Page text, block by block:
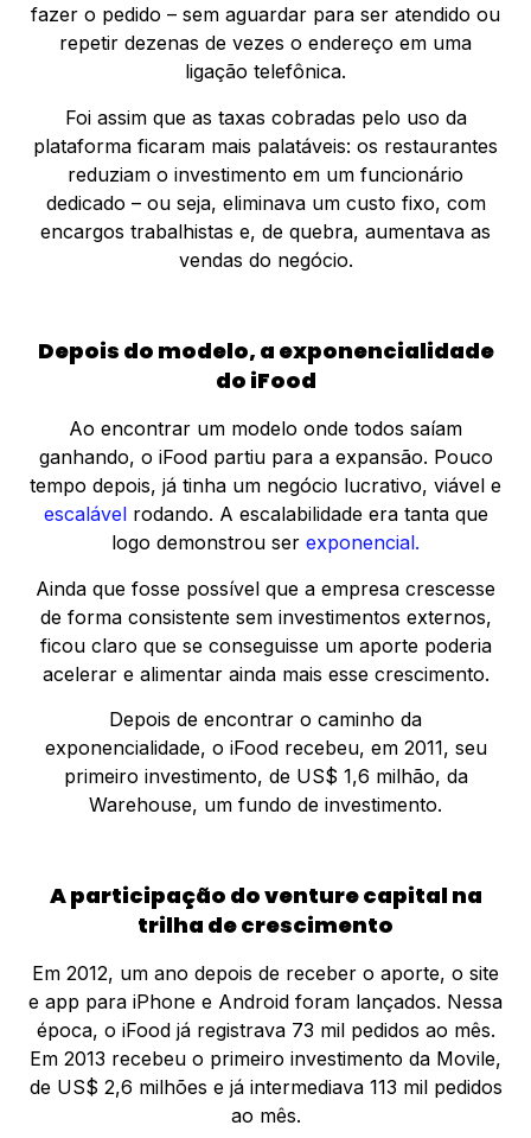
fazer o pedido – sem aguardar para ser atendido ou
repetir dezenas de vezes o endereço em uma
ligação telefônica.
Foi assim que as taxas cobradas pelo uso da
plataforma ficaram mais palatáveis: os restaurantes
reduziam o investimento em um funcionário
dedicado – ou seja, eliminava um custo fixo, com
encargos trabalhistas e, de quebra, aumentava as
vendas do negócio.
Depois do modelo, a exponencialidade
do iFood
Ao encontrar um modelo onde todos saíam
ganhando, o iFood partiu para a expansão. Pouco
tempo depois, já tinha um negócio lucrativo, viável e
escalávelrodando. A escalabilidade era tanta que
logo demonstrou ser exponencial.
Ainda que fosse possível que a empresa crescesse
de forma consistente sem investimentos externos,
ficou claro que se conseguisse um aporte poderia
acelerar e alimentar ainda mais esse crescimento.
Depois de encontrar o caminho da
exponencialidade, o iFood recebeu, em 2011, seu
primeiro investimento, de US$ 1,6 milhão, da
Warehouse, um fundo de investimento.
A participação do venture capital na
trilha de crescimento
Em 2012, um ano depois de receber o aporte, o site
e app para iPhone e Android foram lançados. Nessa
época, o iFood já registrava 73 mil pedidos ao mês.
Em 2013 recebeu o primeiro investimento da Movile,
de US$ 2,6 milhões e já intermediava 113 mil pedidos
ao mês.